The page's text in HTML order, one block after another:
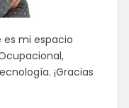
es mi espacio
¡Gracias